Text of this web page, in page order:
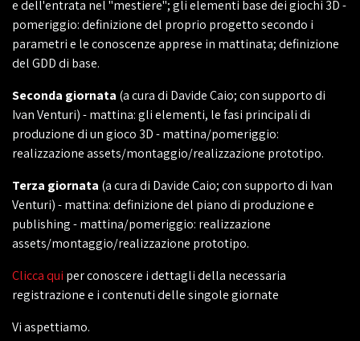
e dell'entrata nel "mestiere"; gli elementi base dei giochi 3D -
pomeriggio: definizione del proprio progetto secondo i
parametri e le conoscenze apprese in mattinata; definizione
del GDD di base.
Seconda giornata (a cura di Davide Caio; con supporto di
Ivan Venturi) - mattina: gli elementi, le fasi principali di
produzione di un gioco 3D - mattina/pomeriggio:
realizzazione assets/montaggio/realizzazione prototipo.
Terza giornata (a cura di Davide Caio; con supporto di Ivan
Venturi) - mattina: definizione del piano di produzione e
publishing - mattina/pomeriggio: realizzazione
assets/montaggio/realizzazione prototipo.
Clicca qui per conoscere i dettagli della necessaria
registrazione e i contenuti delle singole giornate
Vi aspettiamo.